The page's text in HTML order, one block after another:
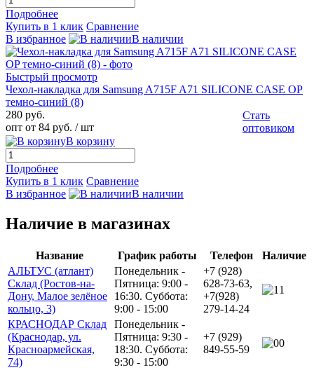
Подробнее
Купить в 1 клик Сравнение
В избранное
В наличии
Быстрый просмотр
Чехол-накладка для Samsung A715F A71 SILICONE CASE OP
темно-синий (8)
280 руб.
опт от 84 руб. / шт
Стать
оптовиком
В корзину
Подробнее
Купить в 1 клик Сравнение
В избранное
В наличии
Наличие в магазинах
Название График работы Телефон
Наличие
АЛЬТУС (атлант)
Склад (Ростов-на-
Дону, Малое зелёное
кольцо, 3)
Понедельник -
Пятница: 9:00 -
16:30. Суббота:
9:00 - 15:00
+7 (928)
628-73-63,
+7(928)
279-14-24
1
КРАСНОДАР Склад
(Краснодар, ул.
Красноармейская,
74)
Понедельник -
Пятница: 9:30 -
18:30. Суббота:
9:30 - 15:00
+7 (929)
849-55-59
0